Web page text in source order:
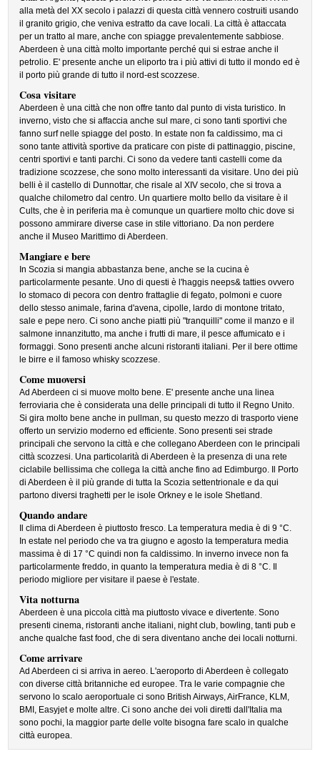
alla metà del XX secolo i palazzi di questa città vennero costruiti usando
il granito grigio, che veniva estratto da cave locali. La città è attaccata
per un tratto al mare, anche con spiagge prevalentemente sabbiose.
Aberdeen è una città molto importante perché qui si estrae anche il
petrolio. E' presente anche un eliporto tra i più attivi di tutto il mondo ed è
il porto più grande di tutto il nord-est scozzese.
Cosa visitare
Aberdeen è una città che non offre tanto dal punto di vista turistico. In
inverno, visto che si affaccia anche sul mare, ci sono tanti sportivi che
fanno surf nelle spiagge del posto. In estate non fa caldissimo, ma ci
sono tante attività sportive da praticare con piste di pattinaggio, piscine,
centri sportivi e tanti parchi. Ci sono da vedere tanti castelli come da
tradizione scozzese, che sono molto interessanti da visitare. Uno dei più
belli è il castello di Dunnottar, che risale al XIV secolo, che si trova a
qualche chilometro dal centro. Un quartiere molto bello da visitare è il
Cults, che è in periferia ma è comunque un quartiere molto chic dove si
possono ammirare diverse case in stile vittoriano. Da non perdere
anche il Museo Marittimo di Aberdeen.
Mangiare e bere
In Scozia si mangia abbastanza bene, anche se la cucina è
particolarmente pesante. Uno di questi è l'haggis neeps& tatties ovvero
lo stomaco di pecora con dentro frattaglie di fegato, polmoni e cuore
dello stesso animale, farina d'avena, cipolle, lardo di montone tritato,
sale e pepe nero. Ci sono anche piatti più "tranquilli" come il manzo e il
salmone innanzitutto, ma anche i frutti di mare, il pesce affumicato e i
formaggi. Sono presenti anche alcuni ristoranti italiani. Per il bere ottime
le birre e il famoso whisky scozzese.
Come muoversi
Ad Aberdeen ci si muove molto bene. E' presente anche una linea
ferroviaria che è considerata una delle principali di tutto il Regno Unito.
Si gira molto bene anche in pullman, su questo mezzo di trasporto viene
offerto un servizio moderno ed efficiente. Sono presenti sei strade
principali che servono la città e che collegano Aberdeen con le principali
città scozzesi. Una particolarità di Aberdeen è la presenza di una rete
ciclabile bellissima che collega la città anche fino ad Edimburgo. Il Porto
di Aberdeen è il più grande di tutta la Scozia settentrionale e da qui
partono diversi traghetti per le isole Orkney e le isole Shetland.
Quando andare
Il clima di Aberdeen è piuttosto fresco. La temperatura media è di 9 °C.
In estate nel periodo che va tra giugno e agosto la temperatura media
massima è di 17 °C quindi non fa caldissimo. In inverno invece non fa
particolarmente freddo, in quanto la temperatura media è di 8 °C. Il
periodo migliore per visitare il paese è l'estate.
Vita notturna
Aberdeen è una piccola città ma piuttosto vivace e divertente. Sono
presenti cinema, ristoranti anche italiani, night club, bowling, tanti pub e
anche qualche fast food, che di sera diventano anche dei locali notturni.
Come arrivare
Ad Aberdeen ci si arriva in aereo. L'aeroporto di Aberdeen è collegato
con diverse città britanniche ed europee. Tra le varie compagnie che
servono lo scalo aeroportuale ci sono British Airways, AirFrance, KLM,
BMI, Easyjet e molte altre. Ci sono anche dei voli diretti dall'Italia ma
sono pochi, la maggior parte delle volte bisogna fare scalo in qualche
città europea.